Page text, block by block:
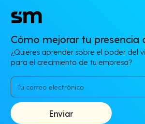
Cómo mejorar tu presencia
¿Quieres aprender sobre el poder del
para el crecimiento de tu empresa?